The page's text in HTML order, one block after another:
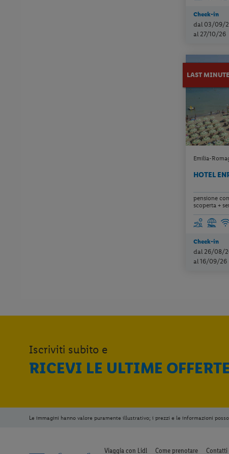
Check-in
dal 03/09/
al 27/10/26
LAST MINUTE
Emilia-
HOTEL
pensione
scoperta +
Check-in
dal 26/08/
al 16/09/26
Iscriviti subito e
RICEVI LE ULTIME
Le immagini hanno valore puramente illustrativo; i prezzi e le informazioni
Viaggia con Lidl Come prenotare Contatti